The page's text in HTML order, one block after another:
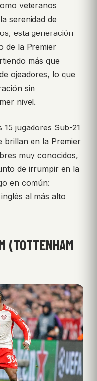
veteranos
serenidad de
esta generación
de la Premier
más que
ojeadores, lo que
sin
nivel.
15 jugadores Sub-21
brillan en la Premier
muy conocidos,
de irrumpir en la
en común:
al más alto
(TOTTENHAM